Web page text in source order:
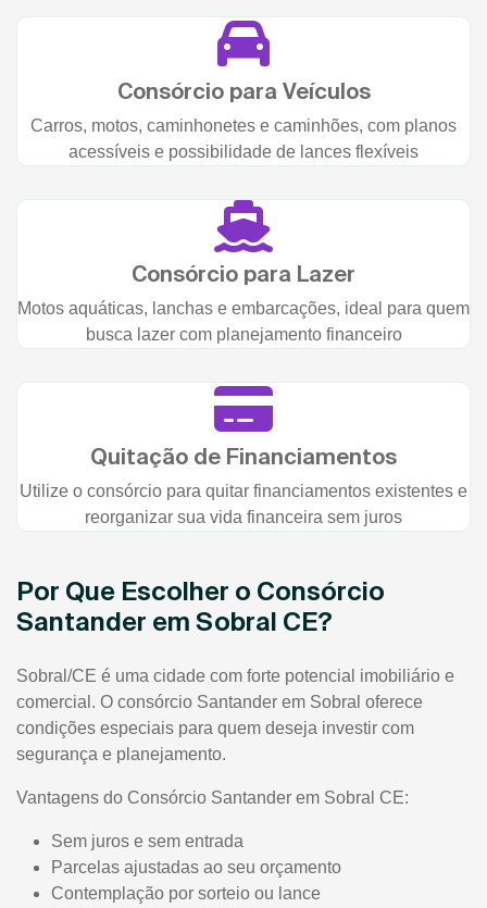
Consórcio para Veículos
Carros, motos, caminhonetes e caminhões, com planos
acessíveis e possibilidade de lances flexíveis
Consórcio para Lazer
Motos aquáticas, lanchas e embarcações, ideal para quem
busca lazer com planejamento financeiro
Quitação de Financiamentos
Utilize o consórcio para quitar financiamentos existentes e
reorganizar sua vida financeira sem juros
Por Que Escolher o Consórcio
Santander em Sobral CE?
Sobral/CE é uma cidade com forte potencial imobiliário e
comercial. O consórcio Santander em Sobral oferece
condições especiais para quem deseja investir com
segurança e planejamento.
Vantagens do Consórcio Santander em Sobral CE:
Sem juros e sem entrada
Parcelas ajustadas ao seu orçamento
Contemplação por sorteio ou lance